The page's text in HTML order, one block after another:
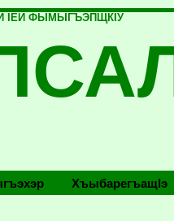
IЕЙ ФЫМЫГЪЭПЩКIУ
Хъыбарегъащlэ